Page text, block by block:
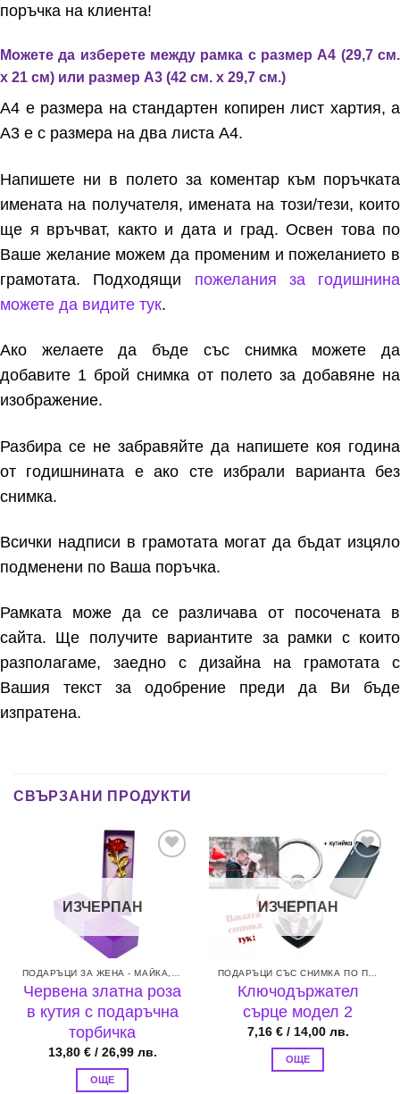
поръчка на клиента!
Можете да изберете между рамка с размер А4 (29,7 см.
х 21 см) или размер А3 (42 см. х 29,7 см.)
А4 е размера на стандартен копирен лист хартия, а
А3 е с размера на два листа А4.
Напишете ни в полето за коментар към поръчката
имената на получателя, имената на този/тези, които
ще я връчват, както и дата и град. Освен това по
Ваше желание можем да променим и пожеланието в
грамотата. Подходящи пожелания за годишнина
можете да видите тук.
Ако желаете да бъде със снимка можете да
добавите 1 брой снимка от полето за добавяне на
изображение.
Разбира се не забравяйте да напишете коя година
от годишнината е ако сте избрали варианта без
снимка.
Всички надписи в грамотата могат да бъдат изцяло
подменени по Ваша поръчка.
Рамката може да се различава от посочената в
сайта. Ще получите вариантите за рамки с които
разполагаме, заедно с дизайна на грамотата с
Вашия текст за одобрение преди да Ви бъде
изпратена.
СВЪРЗАНИ ПРОДУКТИ
ИЗЧЕРПАН
Червена златна роза
в кутия с подаръчна
торбичка
13,80 €/ 26,99 лв.
ОЩЕ
Add to
wishlist
ИЗЧЕРПАН
Ключодържател
сърце модел 2
7,16 €/ 14,00 лв.
ОЩЕ